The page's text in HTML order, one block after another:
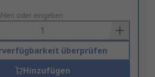
oder eingeben
überprüfen
Hinzufügen